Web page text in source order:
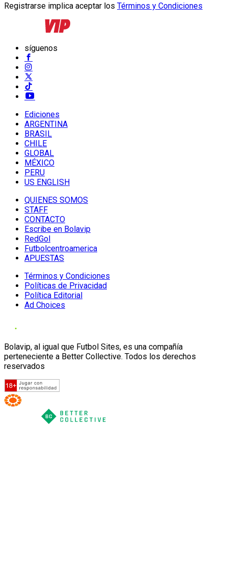
Registrarse implica aceptar los Términos y Condiciones
síguenos
Ediciones
ARGENTINA
BRASIL
CHILE
GLOBAL
MÉXICO
PERU
US ENGLISH
QUIENES SOMOS
STAFF
CONTACTO
Escribe en Bolavip
RedGol
Futbolcentroamerica
APUESTAS
Términos y Condiciones
Políticas de Privacidad
Política Editorial
Ad Choices
Bolavip, al igual que Futbol Sites, es una compañía
perteneciente a Better Collective. Todos los derechos
reservados